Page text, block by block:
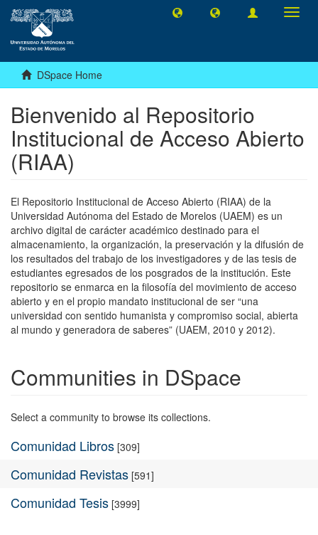
DSpace Home
Bienvenido al Repositorio
Institucional de Acceso Abierto
(RIAA)
El Repositorio Institucional de Acceso Abierto (RIAA) de la
Universidad Autónoma del Estado de Morelos (UAEM) es un
archivo digital de carácter académico destinado para el
almacenamiento, la organización, la preservación y la difusión de
los resultados del trabajo de los investigadores y de las tesis de
estudiantes egresados de los posgrados de la institución. Este
repositorio se enmarca en la filosofía del movimiento de acceso
abierto y en el propio mandato institucional de ser “una
universidad con sentido humanista y compromiso social, abierta
al mundo y generadora de saberes” (UAEM, 2010 y 2012).
Communities in DSpace
Select a community to browse its collections.
Comunidad Libros [309]
Comunidad Revistas [591]
Comunidad Tesis [3999]